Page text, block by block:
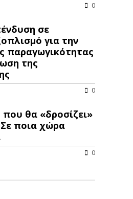
0
σε
για την
παραγωγικότητας
της
0
θα «δροσίζει»
Σε ποια χώρα
0